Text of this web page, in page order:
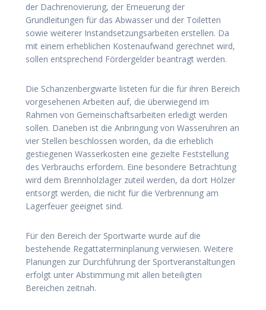
der Dachrenovierung, der Erneuerung der
Grundleitungen für das Abwasser und der Toiletten
sowie weiterer Instandsetzungsarbeiten erstellen. Da
mit einem erheblichen Kostenaufwand gerechnet wird,
sollen entsprechend Fördergelder beantragt werden.
Die Schanzenbergwarte listeten für die für ihren Bereich
vorgesehenen Arbeiten auf, die überwiegend im
Rahmen von Gemeinschaftsarbeiten erledigt werden
sollen. Daneben ist die Anbringung von Wasseruhren an
vier Stellen beschlossen worden, da die erheblich
gestiegenen Wasserkosten eine gezielte Feststellung
des Verbrauchs erfordern. Eine besondere Betrachtung
wird dem Brennholzlager zuteil werden, da dort Hölzer
entsorgt werden, die nicht für die Verbrennung am
Lagerfeuer geeignet sind.
Für den Bereich der Sportwarte wurde auf die
bestehende Regattaterminplanung verwiesen. Weitere
Planungen zur Durchführung der Sportveranstaltungen
erfolgt unter Abstimmung mit allen beteiligten
Bereichen zeitnah.